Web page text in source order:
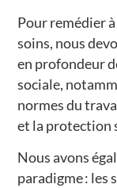
Pour remédier
soins, nous
en profondeur
sociale,
normes du
et la protection
Nous avons
paradigme : les